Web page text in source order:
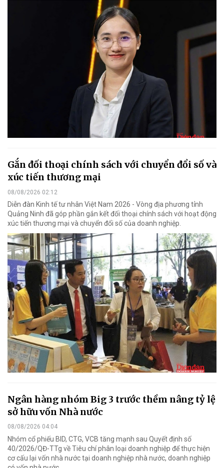
Gắn đối thoại chính sách với chuyển đổi số và
xúc tiến thương mại
08/08/2026 02:12
Diễn đàn Kinh tế tư nhân Việt Nam 2026 - Vòng địa phương tỉnh
Quảng Ninh đã góp phần gắn kết đối thoại chính sách với hoạt động
xúc tiến thương mại và chuyển đổi số của doanh nghiệp.
Ngân hàng nhóm Big 3 trước thềm nâng tỷ lệ
sở hữu vốn Nhà nước
08/08/2026 04:04
Nhóm cổ phiếu BID, CTG, VCB tăng mạnh sau Quyết định số
40/2026/QĐ-TTg về Tiêu chí phân loại doanh nghiệp để thực hiện
cơ cấu lại vốn nhà nước tại doanh nghiệp nhà nước, doanh nghiệp